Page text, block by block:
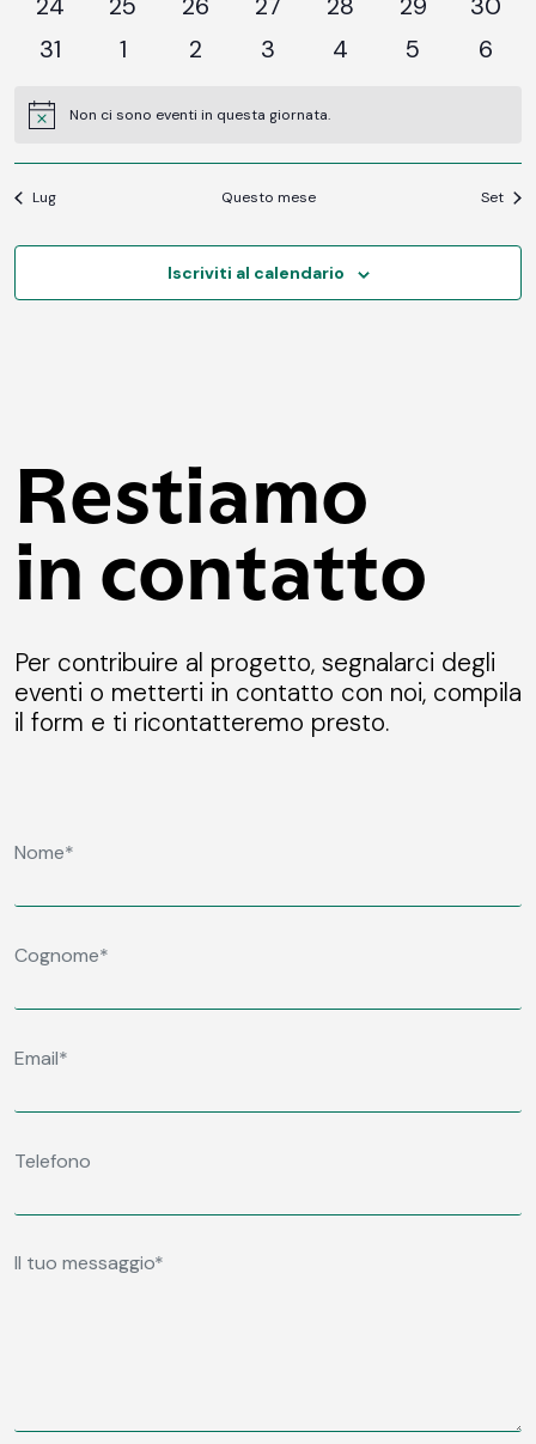
eventi
eventi
eventi
eventi
eventi
eventi
eventi
0
31
0
1
0
2
0
3
0
4
0
5
0
6
NoticeNon ci sono eventi in questa giornata.
Lug Questo mese Set
Iscriviti al calendario
Restiamo
in contatto
Per contribuire al progetto, segnalarci degli
eventi o metterti in contatto con noi, compila
il form e ti ricontatteremo presto.